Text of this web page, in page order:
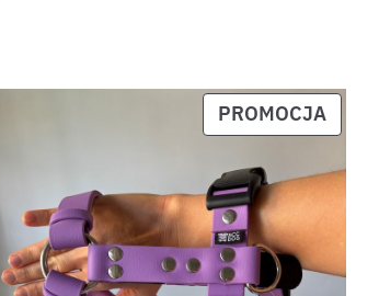
PROMOCJA